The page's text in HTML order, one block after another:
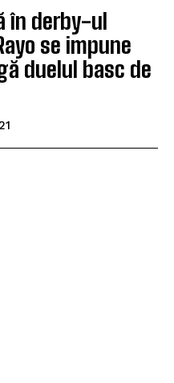
în derby-ul
se impune
duelul basc de